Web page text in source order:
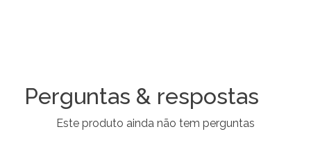
Perguntas & respostas
Este produto ainda não tem perguntas